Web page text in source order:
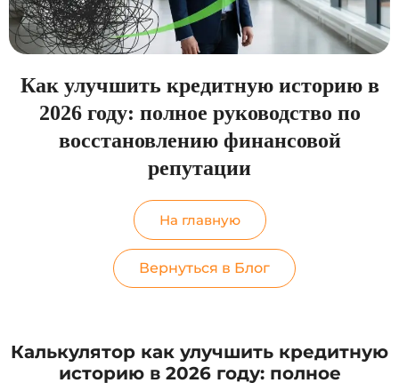
Как улучшить кредитную историю в
2026 году: полное руководство по
восстановлению финансовой
репутации
На главную
Вернуться в Блог
Калькулятор как улучшить кредитную
историю в 2026 году: полное